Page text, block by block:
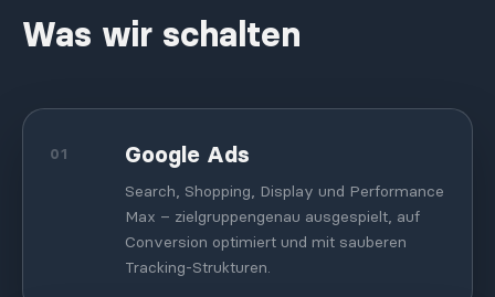
Was wir schalten
01 Google Ads
Search, Shopping, Display und Performance
Max – zielgruppengenau ausgespielt, auf
Conversion optimiert und mit sauberen
Tracking-Strukturen.